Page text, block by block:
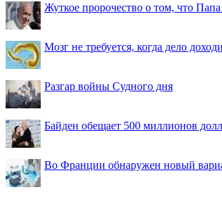
Жуткое пророчество о том, что
Мозг не требуется, когда дело
Разгар войны Судного дня
Байден обещает 500 миллионов
Во Франции обнаружен новый